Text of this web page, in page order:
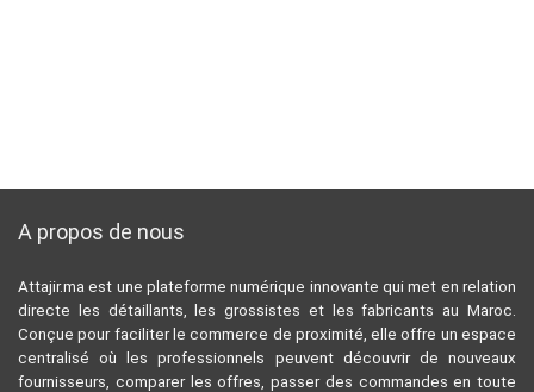
A propos de nous
Attajir.ma est une plateforme numérique innovante qui met en relation
directe les détaillants, les grossistes et les fabricants au Maroc.
Conçue pour faciliter le commerce de proximité, elle offre un espace
centralisé où les professionnels peuvent découvrir de nouveaux
fournisseurs, comparer les offres, passer des commandes en toute